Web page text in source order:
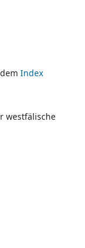
Index
westfälische